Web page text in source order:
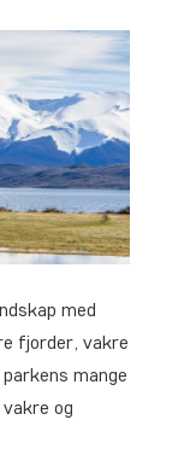
med
fjorder, vakre
mange
og